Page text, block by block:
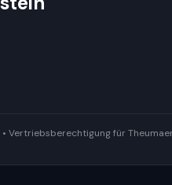
Vertriebsberechtigung für